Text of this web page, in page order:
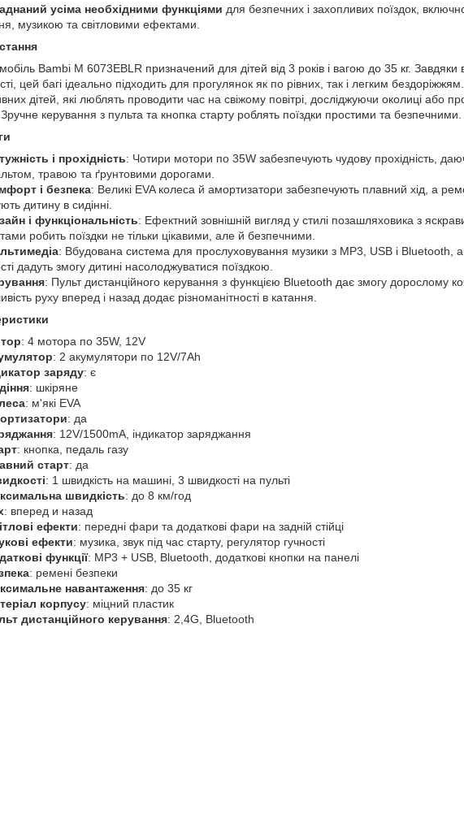
усіма необхідними функціями для безпечних і захопливих поїздок,
музикою та світловими ефектами.
Bambi M 6073EBLR призначений для дітей від 3 років і вагою до 35 кг.
цей багі ідеально підходить для прогулянок як по рівних, так і легким
дітей, які люблять проводити час на свіжому повітрі, досліджуючи околиці або
керування з пульта та кнопка старту роблять поїздки простими та безпечними.
і прохідність: Чотири мотори по 35W забезпечують чудову прохідність,
травою та ґрунтовими дорогами.
і безпека: Великі EVA колеса й амортизатори забезпечують плавний хід, а
дитину в сидінні.
і функціональність: Ефектний зовнішній вигляд у стилі позашляховика з
робить поїздки не тільки цікавими, але й безпечними.
: Вбудована система для прослуховування музики з MP3, USB і Bluetooth,
дадуть змогу дитині насолоджуватися поїздкою.
: Пульт дистанційного керування з функцією Bluetooth дає змогу дорослому
руху вперед і назад додає різноманітності в катання.
: 4 мотора по 35W, 12V
: 2 акумулятори по 12V/7Ah
заряду: є
: шкіряне
: м'які EVA
: да
: 12V/1500mA, індикатор заряджання
: кнопка, педаль газу
старт: да
: 1 швидкість на машині, 3 швидкості на пульті
швидкість: до 8 км/год
: вперед и назад
ефекти: передні фари та додаткові фари на задній стійці
ефекти: музика, звук під час старту, регулятор гучності
функції: MP3 + USB, Bluetooth, додаткові кнопки на панелі
: ремені безпеки
навантаження: до 35 кг
корпусу: міцний пластик
дистанційного керування: 2,4G, Bluetooth